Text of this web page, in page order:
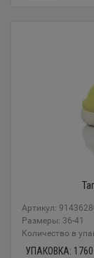
Артикул:
Размеры: 36-41
Количество в
УПАКОВКА: 1760